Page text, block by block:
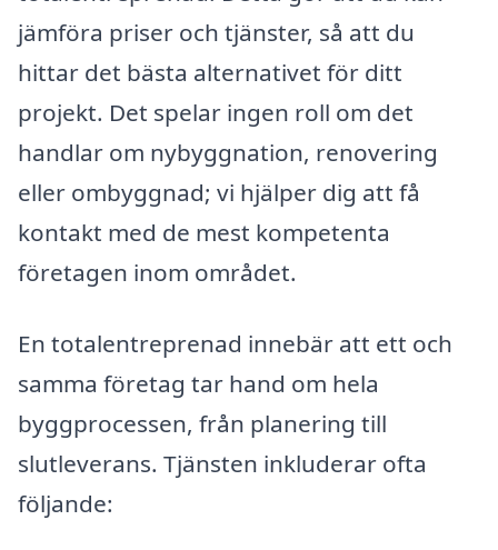
jämföra priser och tjänster, så att du
hittar det bästa alternativet för ditt
projekt. Det spelar ingen roll om det
handlar om nybyggnation, renovering
eller ombyggnad; vi hjälper dig att få
kontakt med de mest kompetenta
företagen inom området.
En totalentreprenad innebär att ett och
samma företag tar hand om hela
byggprocessen, från planering till
slutleverans. Tjänsten inkluderar ofta
följande: